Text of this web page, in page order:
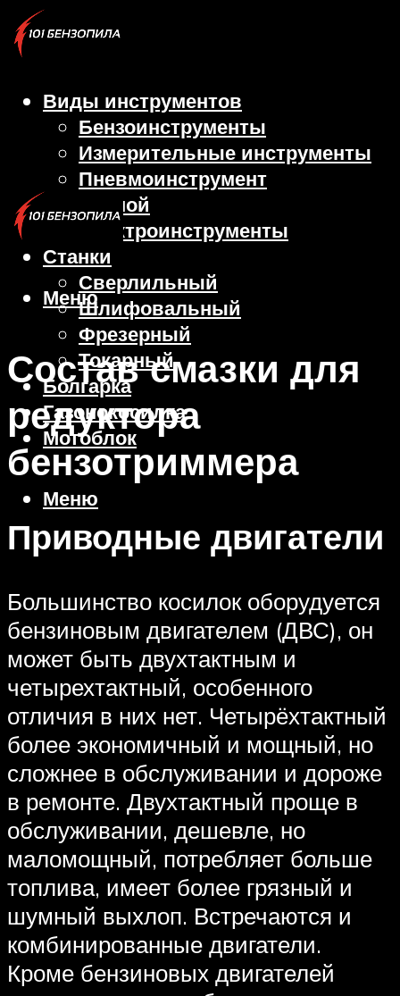
Виды инструментов
Бензоинструменты
Измерительные инструменты
Пневмоинструмент
Ручной
Электроинструменты
Станки
Сверлильный
Шлифовальный
Фрезерный
Токарный
Болгарка
Газонокосилка
Мотоблок
Меню
Меню
Состав смазки для
редуктора
бензотриммера
Приводные двигатели
Большинство косилок оборудуется
бензиновым двигателем (ДВС), он
может быть двухтактным и
четырехтактный, особенного
отличия в них нет. Четырёхтактный
более экономичный и мощный, но
сложнее в обслуживании и дороже
в ремонте. Двухтактный проще в
обслуживании, дешевле, но
маломощный, потребляет больше
топлива, имеет более грязный и
шумный выхлоп. Встречаются и
комбинированные двигатели.
Кроме бензиновых двигателей